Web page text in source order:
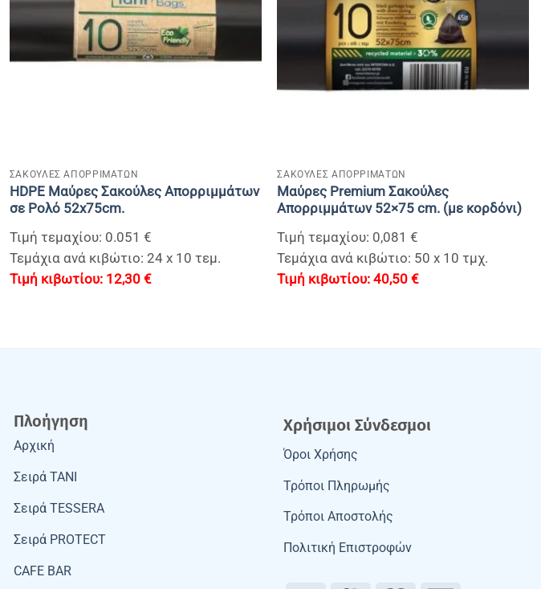
ΣΑΚΟΥΛΕΣ ΑΠΟΡΡΙΜΑΤΩΝ
HDPE Μαύρες Σακούλες Απορριμμάτων
σε Ρολό 52x75cm.
Τιμή τεμαχίου: 0.051 €
Τεμάχια ανά κιβώτιο: 24 x 10 τεμ.
12,30 €
ΣΑΚΟΥΛΕΣ ΑΠΟΡΡΙΜΑΤΩΝ
Mαύρες Premium Σακούλες
Απορριμμάτων 52×75 cm. (με κορδόνι)
Τιμή τεμαχίου: 0,081 €
Τεμάχια ανά κιβώτιο: 50 x 10 τμχ.
40,50€
Πλοήγηση
Αρχική
Σειρά TANI
Σειρά TESSERA
Σειρά PROTECT
CAFE BAR
Χρήσιμοι Σύνδεσμοι
Όροι Χρήσης
Τρόποι Πληρωμής
Τρόποι Αποστολής
Πολιτική Επιστροφών